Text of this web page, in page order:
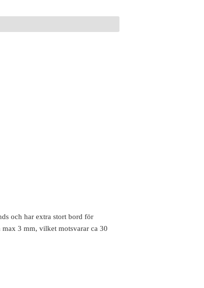
och har extra stort bord för
3 mm, vilket motsvarar ca 30